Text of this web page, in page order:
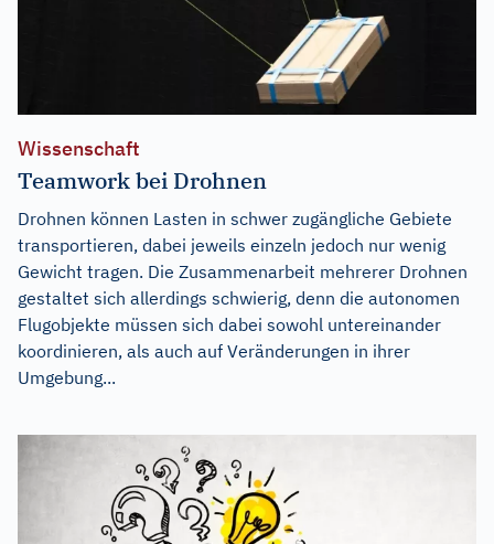
Wissenschaft
Teamwork bei Drohnen
Drohnen können Lasten in schwer zugängliche Gebiete
transportieren, dabei jeweils einzeln jedoch nur wenig
Gewicht tragen. Die Zusammenarbeit mehrerer Drohnen
gestaltet sich allerdings schwierig, denn die autonomen
Flugobjekte müssen sich dabei sowohl untereinander
koordinieren, als auch auf Veränderungen in ihrer
Umgebung...